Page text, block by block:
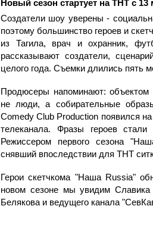
Новый сезон стартует на ТНТ с 13
Создатели шоу уверены -
поэтому большинство героев и
из Тагила, врач и охранник,
рассказывают создатели,
целого года. Съемки длились пять
Продюсеры напоминают: объектом
не люди, а собирательные
Comedy Club Production появился
телеканала. Фразы героев
Режиссером первого сезона
снявший впоследствии для ТНТ
Герои скетчкома "Наша Russia"
новом сезоне мы увидим
Белякова и ведущего канала